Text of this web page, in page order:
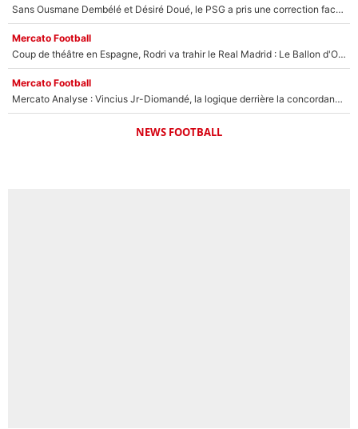
Sans Ousmane Dembélé et Désiré Doué, le PSG a pris une correction face à Majorque : Luis Enrique attend avec impatience des renforts !
Mercato Football
Coup de théâtre en Espagne, Rodri va trahir le Real Madrid : Le Ballon d'Or a choisi de signer au FC Barcelone !
Mercato Football
Mercato Analyse : Vincius Jr-Diomandé, la logique derrière la concordance des temps
NEWS FOOTBALL